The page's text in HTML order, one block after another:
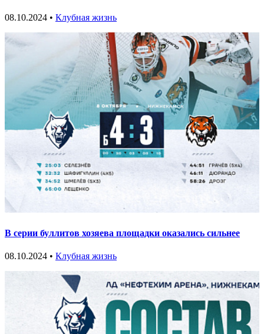
08.10.2024 • Клубная жизнь
В серии буллитов хозяева площадки оказались сильнее
08.10.2024 • Клубная жизнь